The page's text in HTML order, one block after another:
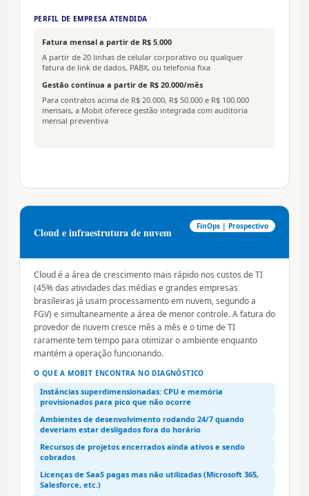
PERFIL DE EMPRESA ATENDIDA
Fatura mensal a partir de R$ 5.000
A partir de 20 linhas de celular corporativo ou qualquer
fatura de link de dados, PABX, ou telefonia fixa
Gestão contínua a partir de R$ 20.000/mês
Para contratos acima de R$ 20.000, R$ 50.000 e R$ 100.000
mensais, a Mobit oferece gestão integrada com auditoria
mensal preventiva
Cloud e infraestrutura de nuvem FinOps | Prospectivo
Cloud é a área de crescimento mais rápido nos custos de TI
(45% das atividades das médias e grandes empresas
brasileiras já usam processamento em nuvem, segundo a
FGV) e simultaneamente a área de menor controle. A fatura do
provedor de nuvem cresce mês a mês e o time de TI
raramente tem tempo para otimizar o ambiente enquanto
mantém a operação funcionando.
O QUE A MOBIT ENCONTRA NO DIAGNÓSTICO
Instâncias superdimensionadas: CPU e memória
provisionados para pico que não ocorre
Ambientes de desenvolvimento rodando 24/7 quando
deveriam estar desligados fora do horário
Recursos de projetos encerrados ainda ativos e sendo
cobrados
Licenças de SaaS pagas mas não utilizadas (Microsoft 365,
Salesforce, etc.)